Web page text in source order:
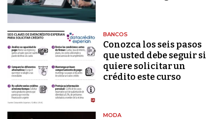
BANCOS
Conozca los seis pasos
que usted debe seguir si
quiere solicitar un
crédito este curso
MODA